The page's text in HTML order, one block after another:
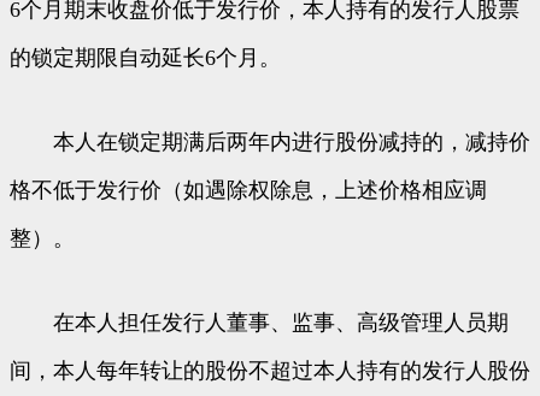
6个月期末收盘价低于发行价，本人持有的发行人股票
的锁定期限自动延长6个月。
本人在锁定期满后两年内进行股份减持的，减持价
格不低于发行价（如遇除权除息，上述价格相应调
整）。
在本人担任发行人董事、监事、高级管理人员期
间，本人每年转让的股份不超过本人持有的发行人股份